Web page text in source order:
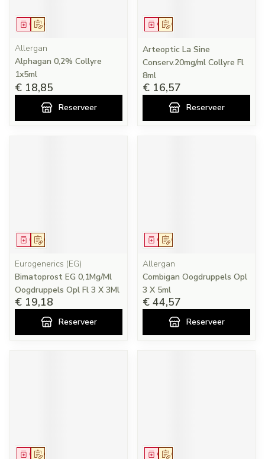
Op voorschrift
Geneesmiddel
Allergan
Alphagan 0,2% Collyre
1x5ml
€ 18,85
Reserveer
Op voorschrift
Geneesmiddel
Arteoptic La Sine
Conserv.20mg/ml Collyre Fl
8ml
€ 16,57
Reserveer
Op voorschrift
Geneesmiddel
Eurogenerics (EG)
Bimatoprost EG 0,1Mg/Ml
Oogdruppels Opl Fl 3 X 3Ml
€ 19,18
Reserveer
Op voorschrift
Geneesmiddel
Allergan
Combigan Oogdruppels Opl
3 X 5ml
€ 44,57
Reserveer
Op voorschrift
Geneesmiddel Op voorschrift
Geneesmiddel